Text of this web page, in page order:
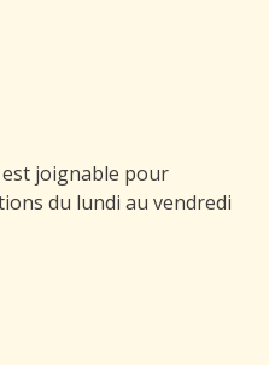
joignable pour
du lundi au vendredi